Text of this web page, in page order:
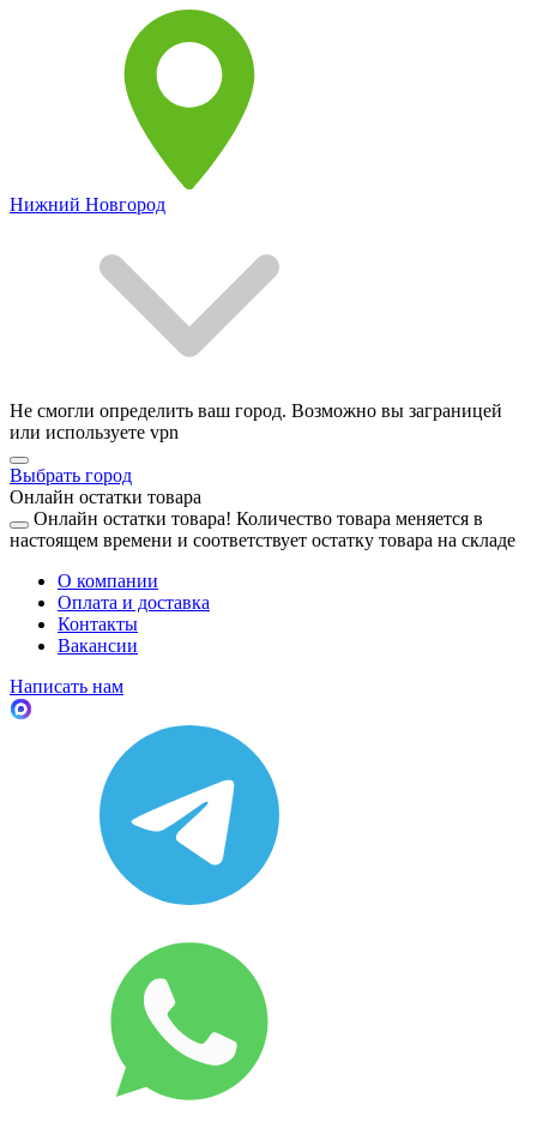
Нижний Новгород
Не смогли определить ваш город. Возможно вы заграницей
или используете vpn
Выбрать город
Онлайн остатки товара
Онлайн остатки товара! Количество товара меняется в
настоящем времени и соответствует остатку товара на складе
О компании
Оплата и доставка
Контакты
Вакансии
Написать нам